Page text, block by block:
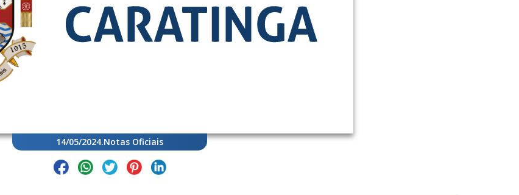
14/05/2024.Notas Oficiais